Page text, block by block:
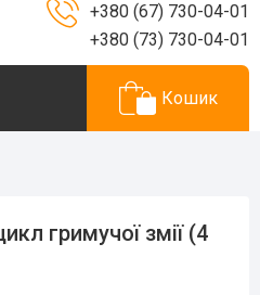
+380 (67) 730-04-01
+380 (73) 730-04-01
Кошик
гримучої змії (4